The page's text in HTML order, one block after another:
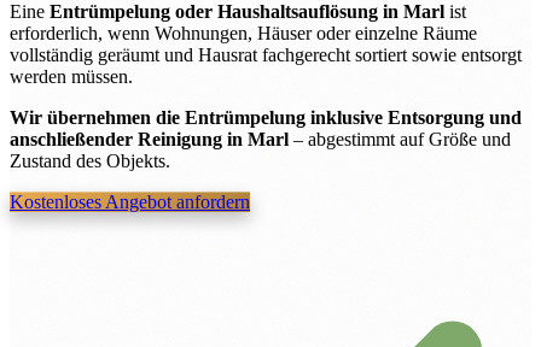
Eine Entrümpelung oder Haushaltsauflösung in Marl ist
erforderlich, wenn Wohnungen, Häuser oder einzelne Räume
vollständig geräumt und Hausrat fachgerecht sortiert sowie entsorgt
werden müssen.
Wir übernehmen die Entrümpelung inklusive Entsorgung und
anschließender Reinigung in Marl– abgestimmt auf Größe und
Zustand des Objekts.
Kostenloses Angebot anfordern